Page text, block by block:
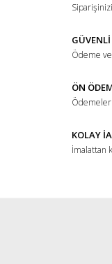
Ödeme
ÖN
Ödemeler
KOLAY
İmalattan